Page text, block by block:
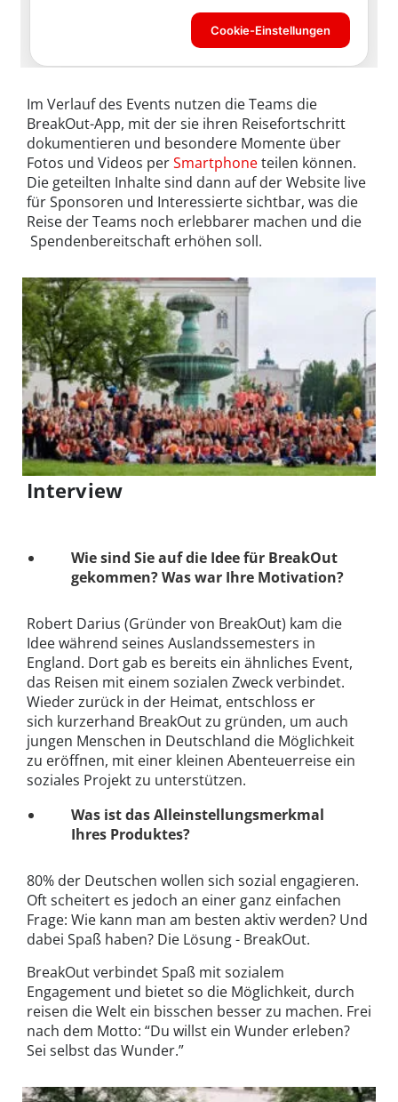
Im Verlauf des Events nutzen die Teams die
BreakOut-App, mit der sie ihren Reisefortschritt
dokumentieren und besondere Momente über
Fotos und Videos perSmartphoneteilen können.
Die geteilten Inhalte sind dann auf der Website live
für Sponsoren und Interessierte sichtbar, was die
Reise der Teams noch erlebbarer machen und die
Spendenbereitschaft erhöhen soll.
Interview
Wie sind Sie auf die Idee für BreakOut
gekommen? Was war Ihre Motivation?
Robert Darius (Gründer von BreakOut) kam die
Idee während seines Auslandssemesters in
England. Dort gab es bereits ein ähnliches Event,
das Reisen mit einem sozialen Zweck verbindet.
Wieder zurück in der Heimat, entschloss er
sich kurzerhand BreakOut zu gründen, um auch
jungen Menschen in Deutschland die Möglichkeit
zu eröffnen, mit einer kleinen Abenteuerreise ein
soziales Projekt zu unterstützen.
Was ist das Alleinstellungsmerkmal
Ihres Produktes?
80% der Deutschen wollen sich sozial engagieren.
Oft scheitert es jedoch an einer ganz einfachen
Frage: Wie kann man am besten aktiv werden? Und
dabei Spaß haben? Die Lösung - BreakOut.
BreakOut verbindet Spaß mit sozialem
Engagement und bietet so die Möglichkeit, durch
reisen die Welt ein bisschen besser zu machen. Frei
nach dem Motto: “Du willst ein Wunder erleben?
Sei selbst das Wunder.”